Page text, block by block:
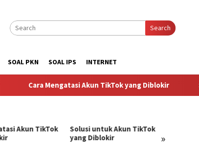
Search
SOAL PKN SOAL IPS INTERNET
Cara Mengatasi Akun TikTok yang Diblokir
»
Akun TikTok
Solusi untuk Akun TikTok
yang Diblokir